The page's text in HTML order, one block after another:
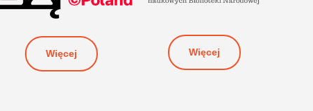
Więcej Więcej